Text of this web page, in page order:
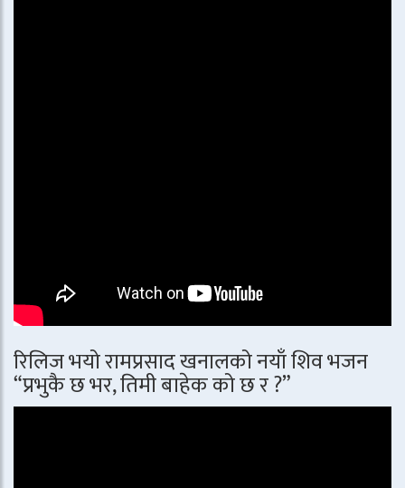
रिलिज भयो रामप्रसाद खनालको नयाँ शिव भजन
“प्रभुकै छ भर, तिमी बाहेक को छ र ?”